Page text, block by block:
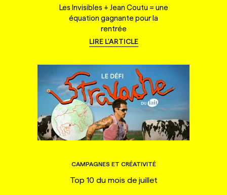
Les Invisibles + Jean Coutu = une
équation gagnante pour la
rentrée
LIRE L'ARTICLE
CAMPAGNES ET CRÉATIVITÉ
Top 10 du mois de juillet